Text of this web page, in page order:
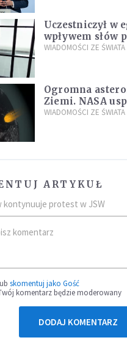
Uczestniczył w
wpływem słów
zdanie
WIADOMOŚCI ZE ŚWIATA
Ogromna
Ziemi. NASA
zagrożenia
WIADOMOŚCI ZE ŚWIATA
ARTYKUŁ
kontynuuje protest w JSW
skomentuj jako Gość
komentarz będzie moderowany
DODAJ KOMENTARZ